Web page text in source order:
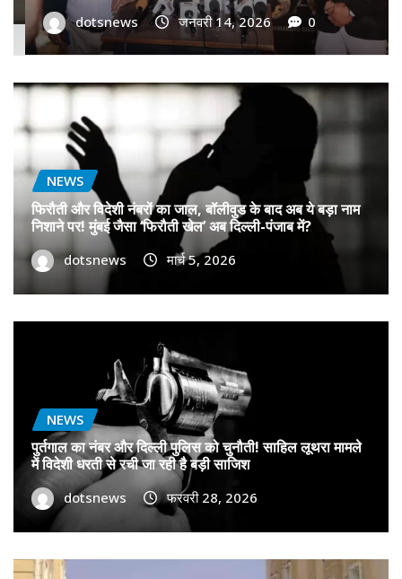
dotsnews जनवरी 9, 2026 0
NEWS
फिरौती और विदेशी नंबरों का जाल, बॉलीवुड के बाद अब ये बड़ा नाम
निशाने पर! मुंबई जैसा ‘फिरौती खेल’ अब दिल्ली-पंजाब में?
dotsnews मार्च 5, 2026
NEWS
पुर्तगाल का नंबर और दिल्ली पुलिस को चुनौती! साहिल लूथरा मामले
में विदेशी धरती से रची जा रही है बड़ी साजिश
dotsnews फरवरी 28, 2026